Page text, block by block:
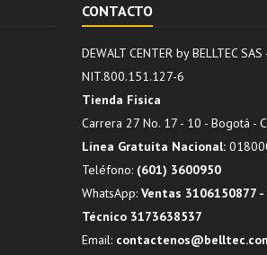
CONTACTO
DEWALT CENTER by BELLTEC SAS
NIT.800.151.127-6
Tienda Fisica
Carrera 27 No. 17 - 10 - Bogotá -
Línea Gratuita Nacional:
Teléfono: (601) 3600950
WhatsApp: Ventas 3106150877
Técnico 3173638537
Email: